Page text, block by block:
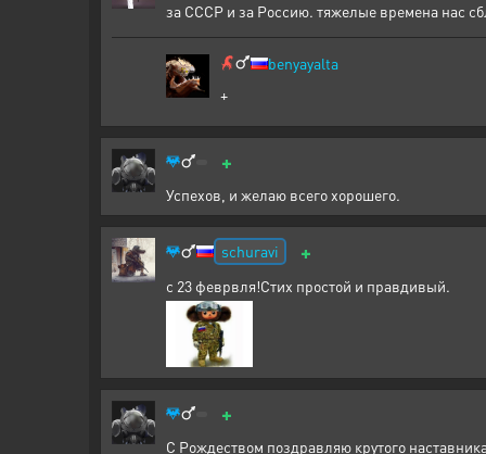
за СССР и за Россию. тяжелые времена нас
benyayalta
+
+
Успехов, и желаю всего хорошего.
schuravi +
с 23 феврвля!Стих простой и правдивый.
+
С Рождеством поздравляю крутого